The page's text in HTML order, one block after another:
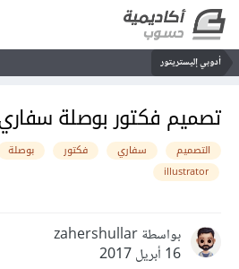
أدوبي إليستريتور
تصميم فكتور بوصلة
التصميم سفاري فكتور بوصلة
illustrator
بواسطة zahershullar
16 أبريل 2017